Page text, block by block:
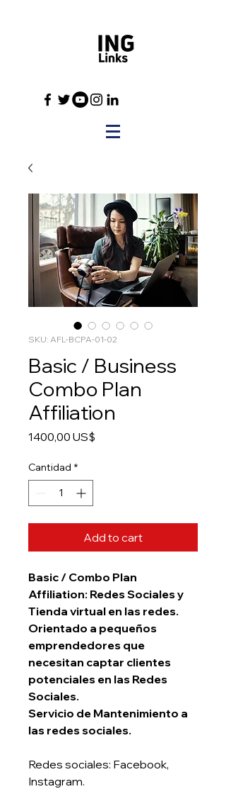
SKU: AFL-BCPA-01-02
Basic / Business
Combo Plan
Affiliation
1400,00 US$
Cantidad *
Add to cart
Basic / Combo Plan
Affiliation: Redes Sociales y
Tienda virtual en las redes.
Orientado a pequeños
emprendedores que
necesitan captar clientes
potenciales en las Redes
Sociales.
Servicio de Mantenimiento a
las redes sociales.
Redes sociales: Facebook,
Instagram.